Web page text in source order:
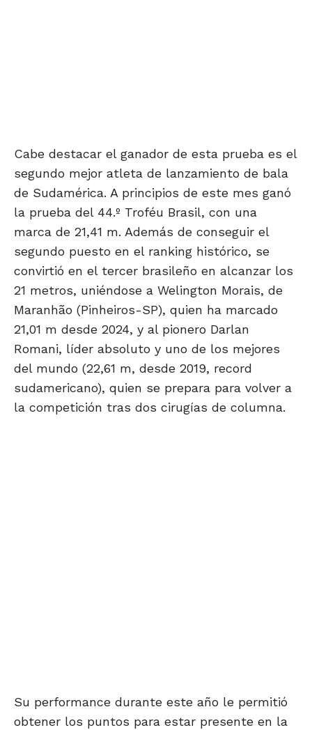
Cabe destacar el ganador de esta prueba es el
segundo mejor atleta de lanzamiento de bala
de Sudamérica. A principios de este mes ganó
la prueba del 44.º Troféu Brasil, con una
marca de 21,41 m. Además de conseguir el
segundo puesto en el ranking histórico, se
convirtió en el tercer brasileño en alcanzar los
21 metros, uniéndose a Welington Morais, de
Maranhão (Pinheiros-SP), quien ha marcado
21,01 m desde 2024, y al pionero Darlan
Romani, líder absoluto y uno de los mejores
del mundo (22,61 m, desde 2019, record
sudamericano), quien se prepara para volver a
la competición tras dos cirugías de columna.
Su performance durante este año le permitió
obtener los puntos para estar presente en la